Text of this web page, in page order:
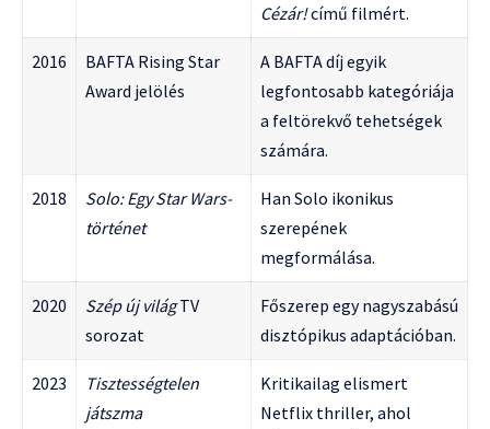
Cézár!című filmért.
2016
BAFTA Rising Star
Award jelölés
A BAFTA díj egyik
legfontosabb kategóriája
a feltörekvő tehetségek
számára.
2018
Solo: Egy Star Wars-
történet
Han Solo ikonikus
szerepének
megformálása.
2020 Szép új világTV
sorozat
Főszerep egy nagyszabású
disztópikus adaptációban.
2023
Tisztességtelen
játszma
Kritikailag elismert
Netflix thriller, ahol